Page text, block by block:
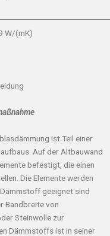
W/(mK)
ist Teil einer
Auf der Altbauwand
befestigt, die einen
Die Elemente werden
geeignet sind
Bandbreite von
Steinwolle zur
Dämmstoffs ist in seiner